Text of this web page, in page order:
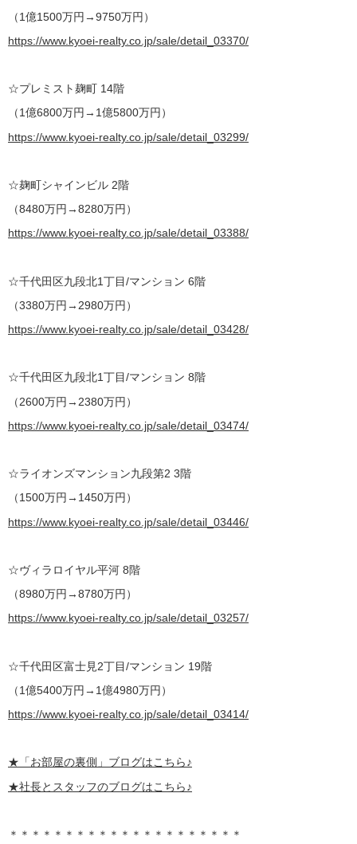
（1億1500万円→9750万円）
https://www.kyoei-realty.co.jp/sale/detail_03370/
☆プレミスト麹町 14階
（1億6800万円→1億5800万円）
https://www.kyoei-realty.co.jp/sale/detail_03299/
☆麹町シャインビル 2階
（8480万円→8280万円）
https://www.kyoei-realty.co.jp/sale/detail_03388/
☆千代田区九段北1丁目/マンション 6階
（3380万円→2980万円）
https://www.kyoei-realty.co.jp/sale/detail_03428/
☆千代田区九段北1丁目/マンション 8階
（2600万円→2380万円）
https://www.kyoei-realty.co.jp/sale/detail_03474/
☆ライオンズマンション九段第2 3階
（1500万円→1450万円）
https://www.kyoei-realty.co.jp/sale/detail_03446/
☆ヴィラロイヤル平河 8階
（8980万円→8780万円）
https://www.kyoei-realty.co.jp/sale/detail_03257/
☆千代田区富士見2丁目/マンション 19階
（1億5400万円→1億4980万円）
https://www.kyoei-realty.co.jp/sale/detail_03414/
★ 「お部屋の裏側」 ブログはこちら♪
★社長とスタッフのブログはこちら♪
＊＊＊＊＊＊＊＊＊＊＊＊＊＊＊＊＊＊＊＊＊